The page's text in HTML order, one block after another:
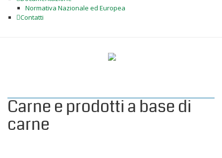
Normativa Nazionale ed Europea
Contatti
Carne e prodotti a base di
carne